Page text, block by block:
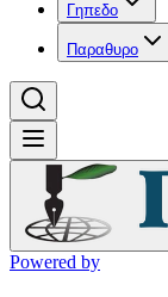
Γηπεδο
Παραθυρο
Powered by